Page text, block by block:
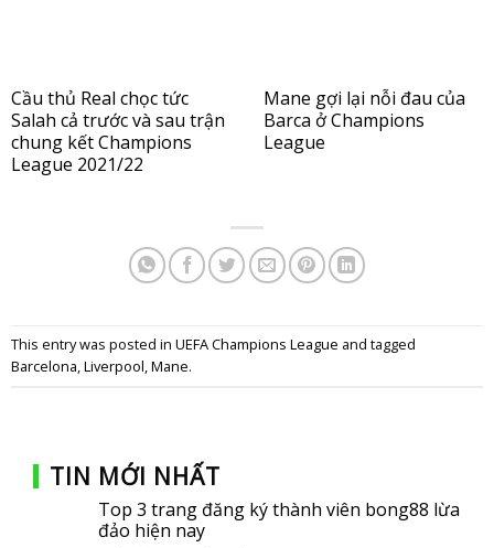
Cầu thủ Real chọc tức
Salah cả trước và sau trận
chung kết Champions
League 2021/22
Mane gợi lại nỗi đau của
Barca ở Champions
League
This entry was posted in UEFA Champions League and tagged
Barcelona,Liverpool,Mane.
TIN MỚI NHẤT
Top 3 trang đăng ký thành viên bong88 lừa
đảo hiện nay